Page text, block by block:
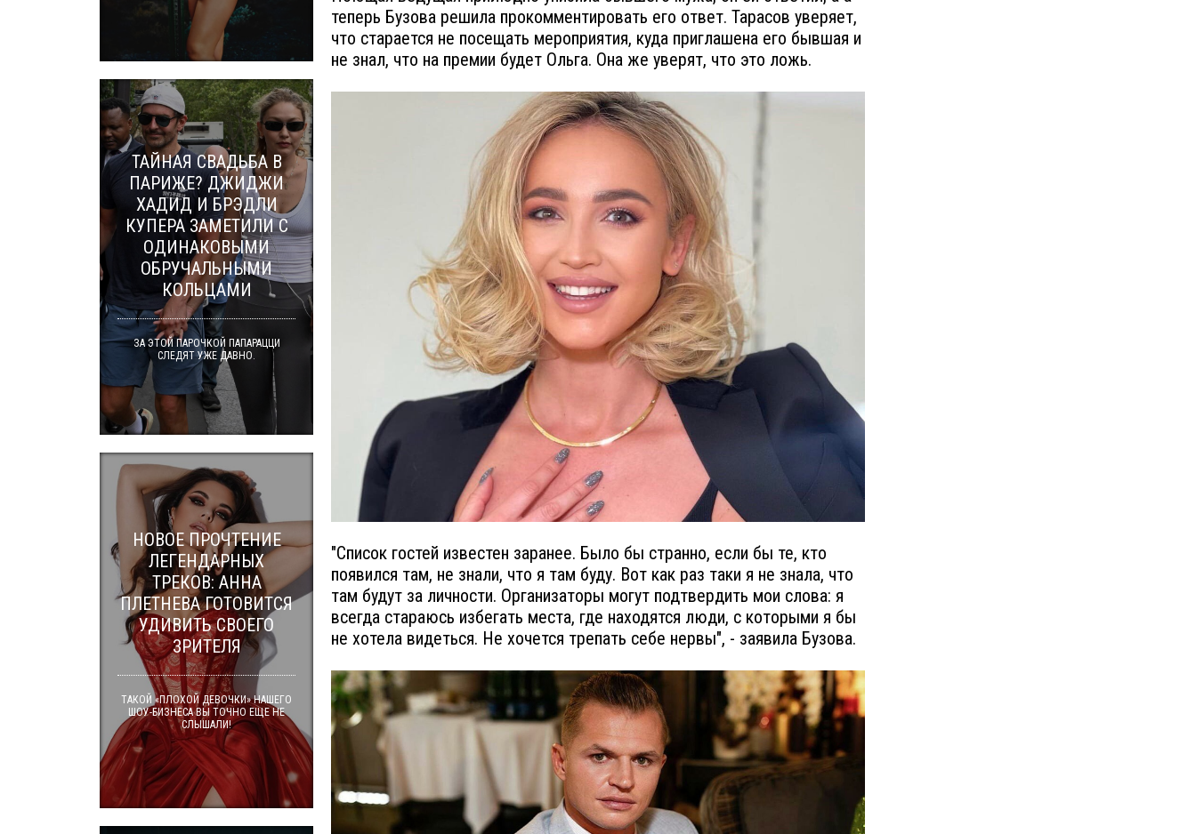
теперь Бузова решила прокомментировать его ответ. Тарасов уверяет,
что старается не посещать мероприятия, куда приглашена его бывшая и
не знал, что на премии будет Ольга. Она же уверят, что это ложь.
"Список гостей известен заранее. Было бы странно, если бы те, кто
появился там, не знали, что я там буду. Вот как раз таки я не знала, что
там будут за личности. Организаторы могут подтвердить мои слова: я
всегда стараюсь избегать места, где находятся люди, с которыми я бы
не хотела видеться. Не хочется трепать себе нервы", - заявила Бузова.
ТАЙНАЯ СВАДЬБА В
ПАРИЖЕ? ДЖИДЖИ
ХАДИД И БРЭДЛИ
КУПЕРА ЗАМЕТИЛИ С
ОДИНАКОВЫМИ
ОБРУЧАЛЬНЫМИ
КОЛЬЦАМИ
ЗА ЭТОЙ ПАРОЧКОЙ ПАПАРАЦЦИ
СЛЕДЯТ УЖЕ ДАВНО.
НОВОЕ ПРОЧТЕНИЕ
ЛЕГЕНДАРНЫХ
ТРЕКОВ: АННА
ПЛЕТНЕВА ГОТОВИТСЯ
УДИВИТЬ СВОЕГО
ЗРИТЕЛЯ
ТАКОЙ «ПЛОХОЙ ДЕВОЧКИ» НАШЕГО
ШОУ-БИЗНЕСА ВЫ ТОЧНО ЕЩЕ НЕ
СЛЫШАЛИ!